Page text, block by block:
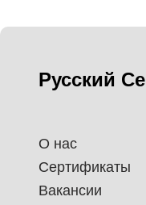
Русский
О нас
Сертификаты
Вакансии